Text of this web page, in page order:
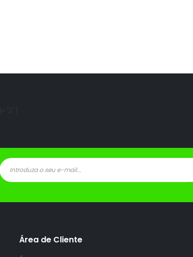
Área de Cliente